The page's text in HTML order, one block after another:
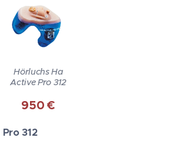
Hörluchs Ha
Active Pro 312
950 €
312